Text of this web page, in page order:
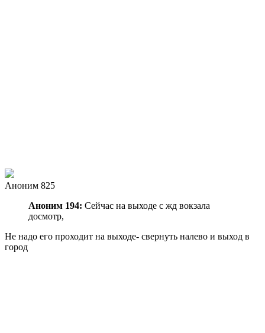
Аноним 825
Аноним 194: Сейчас на выходе с жд вокзала
досмотр,
Не надо его проходит на выходе- свернуть налево и выход в
город